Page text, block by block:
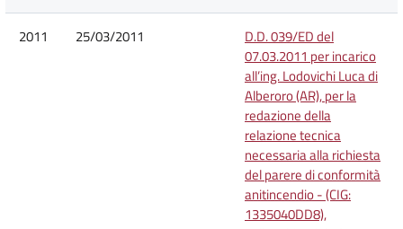
2011 25/03/2011
D.D. 039/ED del
07.03.2011 per incarico
all’ing. Lodovichi Luca di
Alberoro (AR), per la
redazione della
relazione tecnica
necessaria alla richiesta
del parere di conformità
anitincendio - (CIG:
1335040DD8),